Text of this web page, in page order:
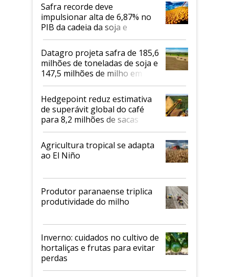
Safra recorde deve
impulsionar alta de 6,87% no
PIB da cadeia da soja e
biodiesel em 2026
Datagro projeta safra de 185,6
milhões de toneladas de soja e
147,5 milhões de milho em
2026/27
Hedgepoint reduz estimativa
de superávit global do café
para 8,2 milhões de sacas
Agricultura tropical se adapta
ao El Niño
Produtor paranaense triplica
produtividade do milho
Inverno: cuidados no cultivo de
hortaliças e frutas para evitar
perdas